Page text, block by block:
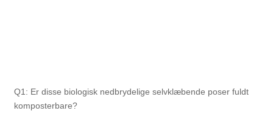
Q1: Er disse biologisk nedbrydelige selvklæbende poser fuldt
komposterbare?